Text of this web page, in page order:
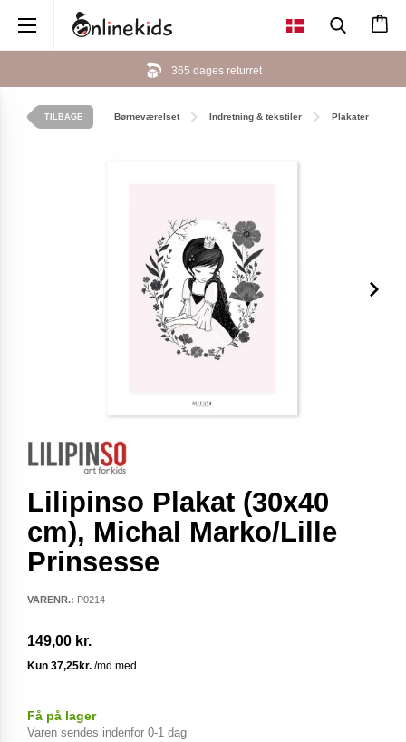
365 dages returret
TILBAGE Børneværelset Indretning & tekstiler Plakater
Lilipinso Plakat (30x40
cm), Michal Marko/Lille
Prinsesse
VARENR.: P0214
149,00 kr.
Få på lager
Varen sendes indenfor 0-1 dag